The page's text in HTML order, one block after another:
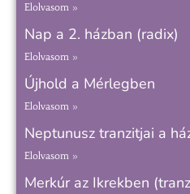
Elolvasom »
Nap a 2. házban (radix)
Elolvasom »
Újhold a Mérlegben
Elolvasom »
Neptunusz tranzitjai a
Elolvasom »
Merkúr az Ikrekben